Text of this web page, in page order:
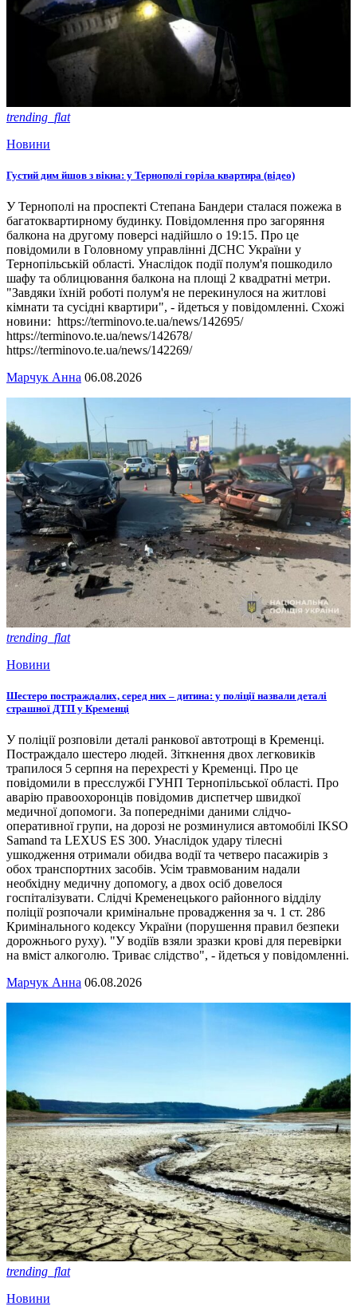
trending_flat
Новини
Густий дим йшов з вікна: у Тернополі горіла квартира (відео)
У Тернополі на проспекті Степана Бандери сталася пожежа в
багатоквартирному будинку. Повідомлення про загоряння
балкона на другому поверсі надійшло о 19:15. Про це
повідомили в Головному управлінні ДСНС України у
Тернопільській області. Унаслідок події полум'я пошкодило
шафу та облицювання балкона на площі 2 квадратні метри.
"Завдяки їхній роботі полум'я не перекинулося на житлові
кімнати та сусідні квартири", - йдеться у повідомленні. Схожі
новини: https://terminovo.te.ua/news/142695/
https://terminovo.te.ua/news/142678/
https://terminovo.te.ua/news/142269/
Марчук Анна 06.08.2026
trending_flat
Новини
Шестеро постраждалих, серед них – дитина: у поліції назвали деталі
страшної ДТП у Кременці
У поліції розповіли деталі ранкової автотрощі в Кременці.
Постраждало шестеро людей. Зіткнення двох легковиків
трапилося 5 серпня на перехресті у Кременці. Про це
повідомили в пресслужбі ГУНП Тернопільської області. Про
аварію правоохоронців повідомив диспетчер швидкої
медичної допомоги. За попередніми даними слідчо-
оперативної групи, на дорозі не розминулися автомобілі IKSO
Samand та LEXUS ES 300. Унаслідок удару тілесні
ушкодження отримали обидва водії та четверо пасажирів з
обох транспортних засобів. Усім травмованим надали
необхідну медичну допомогу, а двох осіб довелося
госпіталізувати. Слідчі Кременецького районного відділу
поліції розпочали кримінальне провадження за ч. 1 ст. 286
Кримінального кодексу України (порушення правил безпеки
дорожнього руху). "У водіїв взяли зразки крові для перевірки
на вміст алкоголю. Триває слідство", - йдеться у повідомленні.
Марчук Анна 06.08.2026
trending_flat
Новини